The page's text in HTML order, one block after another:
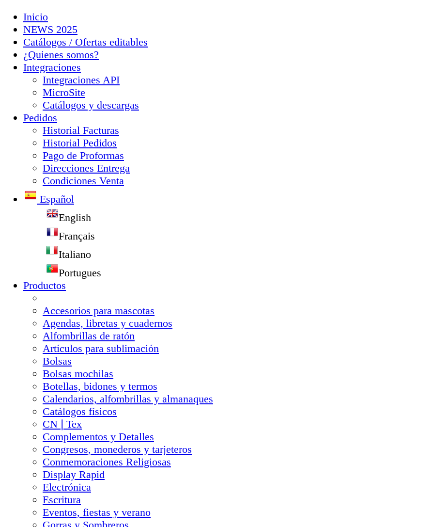
Inicio
NEWS 2025
Catálogos / Ofertas editables
¿Quienes somos?
Integraciones
Integraciones API
MicroSite
Catálogos y descargas
Pedidos
Historial Facturas
Historial Pedidos
Pago de Proformas
Direcciones Entrega
Condiciones Venta
Español
English
Français
Italiano
Portugues
Productos
Accesorios para mascotas
Agendas, libretas y cuadernos
Alfombrillas de ratón
Artículos para sublimación
Bolsas
Bolsas mochilas
Botellas, bidones y termos
Calendarios, alfombrillas y almanaques
Catálogos físicos
CN❘Tex
Complementos y Detalles
Congresos, monederos y tarjeteros
Conmemoraciones Religiosas
Display Rapid
Electrónica
Escritura
Eventos, fiestas y verano